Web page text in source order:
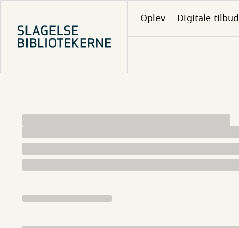
hovedindhold
Oplev Digitale tilbud